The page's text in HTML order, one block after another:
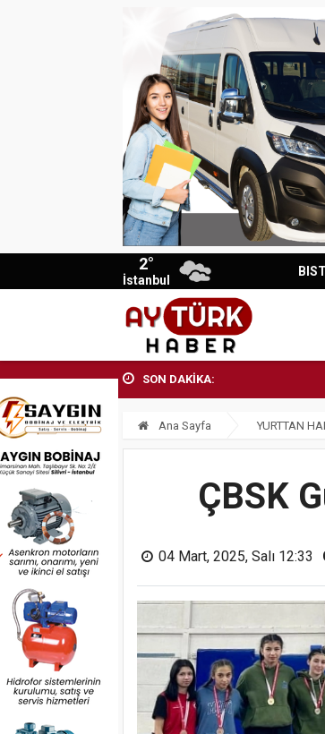
2°
İstanbul
BIST
SON DAKİKA:
Ana Sayfa YURTTAN
ÇBSK
04 Mart, 2025, Salı 12:33